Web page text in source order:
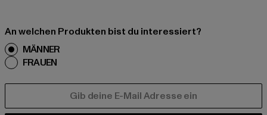
An welchen Produkten bist du interessiert?
MÄNNER
FRAUEN